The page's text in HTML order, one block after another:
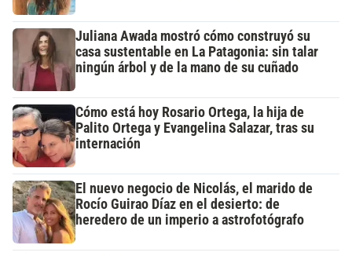
Juliana Awada mostró cómo construyó su
casa sustentable en La Patagonia: sin talar
ningún árbol y de la mano de su cuñado
Cómo está hoy Rosario Ortega, la hija de
Palito Ortega y Evangelina Salazar, tras su
internación
El nuevo negocio de Nicolás, el marido de
Rocío Guirao Díaz en el desierto: de
heredero de un imperio a astrofotógrafo